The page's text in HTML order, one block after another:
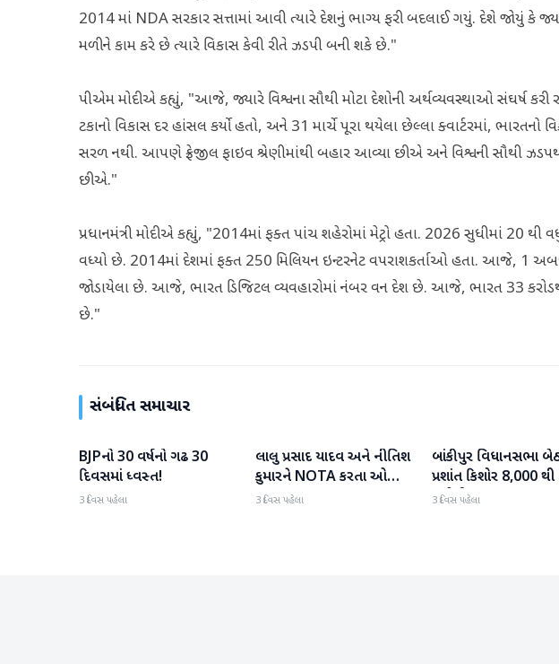
2014 માં NDA સરકાર સત્તામાં આવી ત્યારે દેશનું ભાગ્ય ફરી બદલાઈ ગયું. દેશે જોયું કે
મળીને કામ કરે છે ત્યારે વિકાસ કેવી રીતે ઝડપી બની શકે છે."
પીએમ મોદીએ કહ્યું, "આજે, જ્યારે વિશ્વના સૌથી મોટા દેશોની અર્થવ્યવસ્થાઓ સંઘર્ષ
ટકાનો વિકાસ દર હાંસલ કર્યો હતો, અને 31 માર્ચે પૂરા થયેલા છેલ્લા ક્વાર્ટરમાં,
સરળ નથી. આપણે ફ્રેજીલ ફાઇવ શ્રેણીમાંથી બહાર આવ્યા છીએ અને વિશ્વની સૌથી
છીએ."
પ્રધાનમંત્રી મોદીએ કહ્યું, "2014માં ફક્ત પાંચ શહેરોમાં મેટ્રો હતા. 2026 સુધીમાં 20
વધ્યો છે. 2014માં દેશમાં ફક્ત 250 મિલિયન ઇન્ટરનેટ વપરાશકર્તાઓ હતા. આજે, 1
જોડાયેલા છે. આજે, ભારત ડિજિટલ વ્યવહારોમાં નંબર વન દેશ છે. આજે, ભારત 33
છે."
સંબંધિત સમાચાર
રાષ્ટ્રીય
BJPનો 30 વર્ષનો ગઢ 30
દિવસમાં ધ્વસ્ત!
3 દિવસ પહેલા
રાષ્ટ્રીય
લાલુ પ્રસાદ યાદવ અને નીતિશ
કુમારને NOTA કરતા ઓછા
મત મળ્યા
3 દિવસ પહેલા
રાષ્ટ્રીય
બાંકીપુર વિધાનસભા
પ્રશાંત કિશોર 8,000
મતોથી આગળ
3 દિવસ પહેલા